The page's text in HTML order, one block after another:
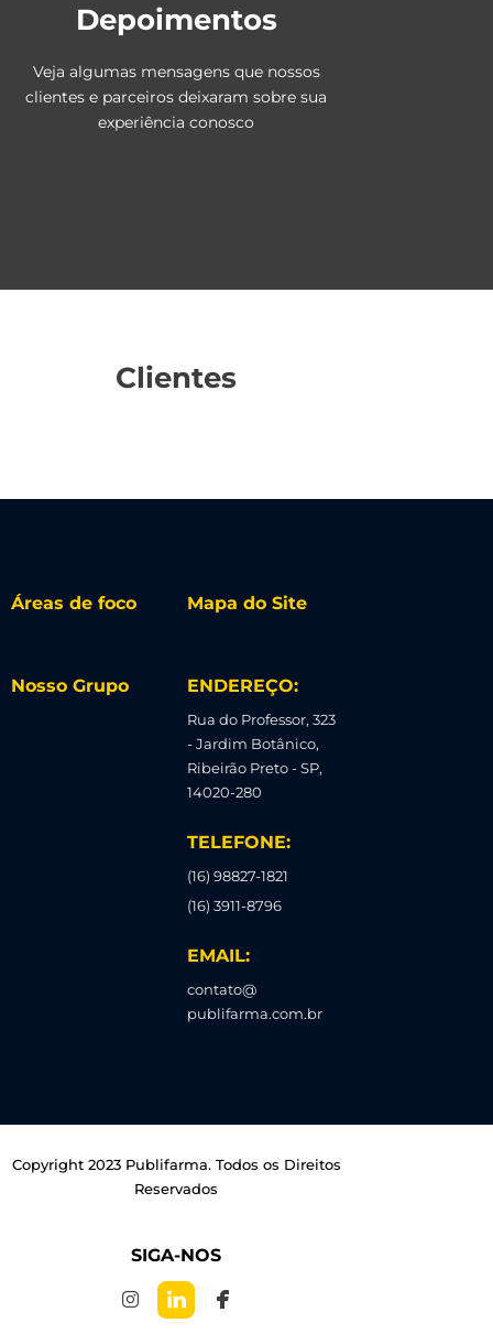
Depoimentos
Veja algumas mensagens que nossos
clientes e parceiros deixaram sobre sua
experiência conosco
Clientes
Áreas de foco Mapa do Site
Nosso Grupo ENDEREÇO:
Rua do Professor, 323
- Jardim Botânico,
Ribeirão Preto - SP,
14020-280
TELEFONE:
(16) 98827-1821
(16) 3911-8796
EMAIL:
contato@
publifarma.com.br
Copyright 2023 Publifarma. Todos os Direitos
Reservados
SIGA-NOS